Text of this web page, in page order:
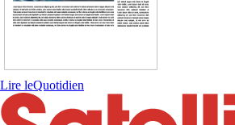
Lire leQuotidien